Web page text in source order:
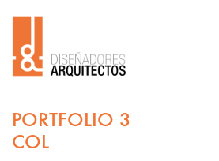
PORTFOLIO 3
COL